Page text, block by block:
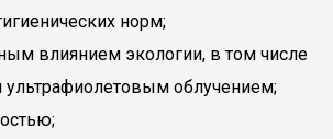
норм;
влиянием экологии, в том числе
облучением;